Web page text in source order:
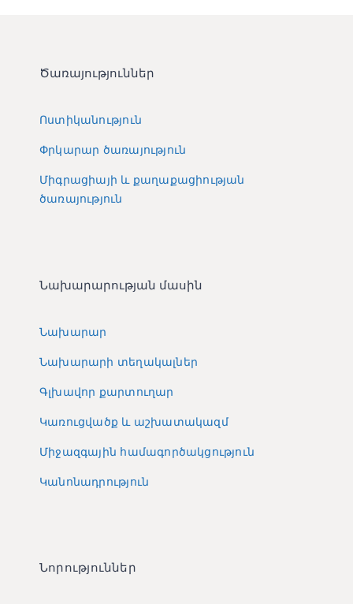
Ծառայություններ
Ոստիկանություն
Փրկարար ծառայություն
Միգրացիայի և քաղաքացիության
ծառայություն
Նախարարության մասին
Նախարար
Նախարարի տեղակալներ
Գլխավոր քարտուղար
Կառուցվածք և աշխատակազմ
Միջազգային համագործակցություն
Կանոնադրություն
Նորություններ